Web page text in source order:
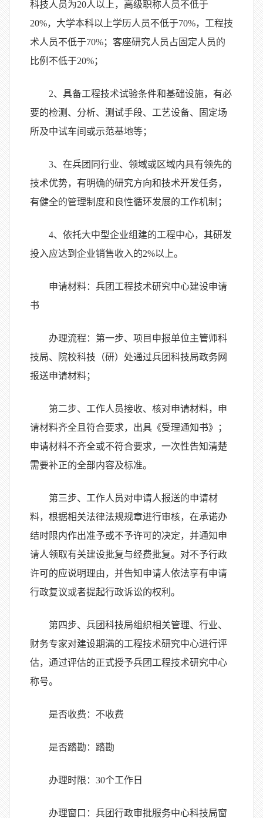
科技人员为20人以上，高级职称人员不低于
20%，大学本科以上学历人员不低于70%，工程技
术人员不低于70%；客座研究人员占固定人员的
比例不低于20%；
2、具备工程技术试验条件和基础设施，有必
要的检测、分析、测试手段、工艺设备、固定场
所及中试车间或示范基地等；
3、在兵团同行业、领域或区域内具有领先的
技术优势，有明确的研究方向和技术开发任务，
有健全的管理制度和良性循环发展的工作机制；
4、依托大中型企业组建的工程中心，其研发
投入应达到企业销售收入的2%以上。
申请材料：兵团工程技术研究中心建设申请
书
办理流程：第一步、项目申报单位主管师科
技局、院校科技（研）处通过兵团科技局政务网
报送申请材料；
第二步、工作人员接收、核对申请材料，申
请材料齐全且符合要求，出具《受理通知书》；
申请材料不齐全或不符合要求，一次性告知清楚
需要补正的全部内容及标准。
第三步、工作人员对申请人报送的申请材
料，根据相关法律法规规章进行审核，在承诺办
结时限内作出准予或不予许可的决定，并通知申
请人领取有关建设批复与经费批复。对不予行政
许可的应说明理由，并告知申请人依法享有申请
行政复议或者提起行政诉讼的权利。
第四步、兵团科技局组织相关管理、行业、
财务专家对建设期满的工程技术研究中心进行评
估，通过评估的正式授予兵团工程技术研究中心
称号。
是否收费：不收费
是否踏勘：踏勘
办理时限： 30个工作日
办理窗口：兵团行政审批服务中心科技局窗